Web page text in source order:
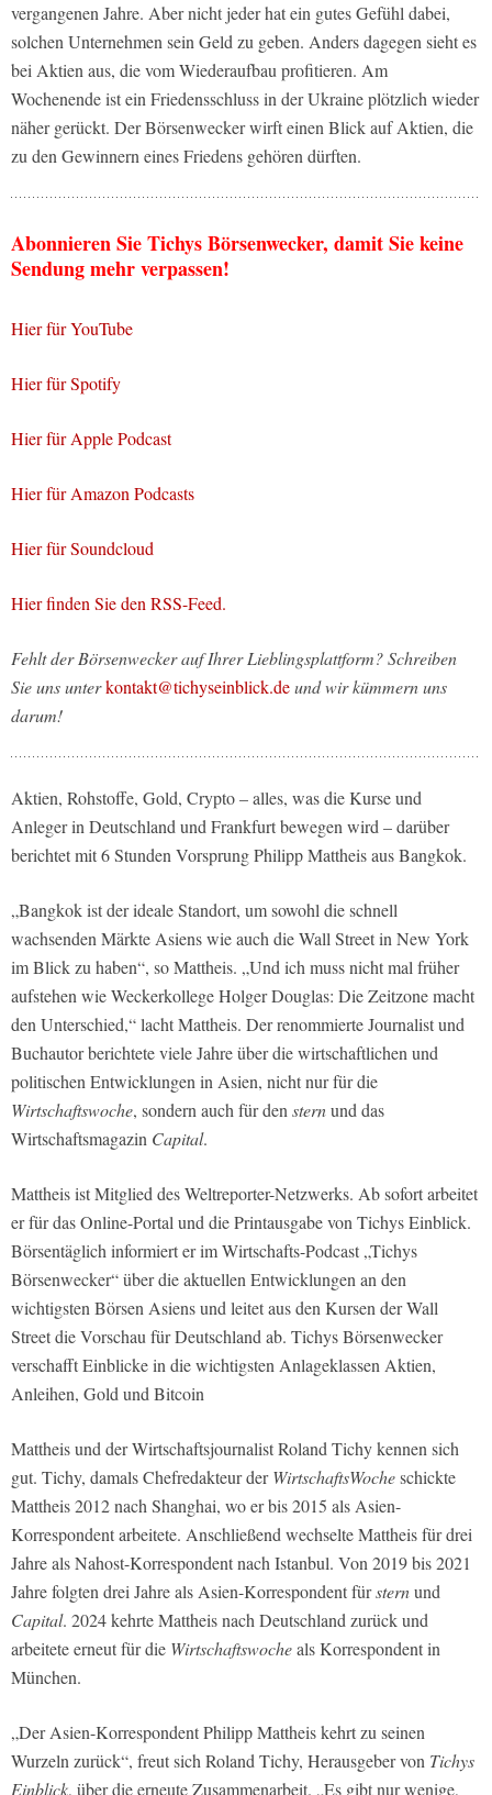
vergangenen Jahre. Aber nicht jeder hat ein gutes Gefühl dabei,
solchen Unternehmen sein Geld zu geben. Anders dagegen sieht es
bei Aktien aus, die vom Wiederaufbau profitieren. Am
Wochenende ist ein Friedensschluss in der Ukraine plötzlich wieder
näher gerückt. Der Börsenwecker wirft einen Blick auf Aktien, die
zu den Gewinnern eines Friedens gehören dürften.
Abonnieren Sie Tichys Börsenwecker, damit Sie keine
Sendung mehr verpassen!
Hier für YouTube
Hier für Spotify
Hier für Apple Podcast
Hier für Amazon Podcasts
Hier für Soundcloud
Hier finden Sie den RSS-Feed.
Fehlt der Börsenwecker auf Ihrer Lieblingsplattform? Schreiben
Sie uns unterkontakt@tichyseinblick.deund wir kümmern uns
darum!
Aktien, Rohstoffe, Gold, Crypto – alles, was die Kurse und
Anleger in Deutschland und Frankfurt bewegen wird – darüber
berichtet mit 6 Stunden Vorsprung Philipp Mattheis aus Bangkok.
„Bangkok ist der ideale Standort, um sowohl die schnell
wachsenden Märkte Asiens wie auch die Wall Street in New York
im Blick zu haben“, so Mattheis. „Und ich muss nicht mal früher
aufstehen wie Weckerkollege Holger Douglas: Die Zeitzone macht
den Unterschied,“ lacht Mattheis. Der renommierte Journalist und
Buchautor berichtete viele Jahre über die wirtschaftlichen und
politischen Entwicklungen in Asien, nicht nur für die
Wirtschaftswoche, sondern auch für den sternund das
Wirtschaftsmagazin Capital.
Mattheis ist Mitglied des Weltreporter-Netzwerks. Ab sofort arbeitet
er für das Online-Portal und die Printausgabe von Tichys Einblick.
Börsentäglich informiert er im Wirtschafts-Podcast „Tichys
Börsenwecker“ über die aktuellen Entwicklungen an den
wichtigsten Börsen Asiens und leitet aus den Kursen der Wall
Street die Vorschau für Deutschland ab. Tichys Börsenwecker
verschafft Einblicke in die wichtigsten Anlageklassen Aktien,
Anleihen, Gold und Bitcoin
Mattheis und der Wirtschaftsjournalist Roland Tichy kennen sich
gut. Tichy, damals Chefredakteur derWirtschaftsWocheschickte
Mattheis 2012 nach Shanghai, wo er bis 2015 als Asien-
Korrespondent arbeitete. Anschließend wechselte Mattheis für drei
Jahre als Nahost-Korrespondent nach Istanbul. Von 2019 bis 2021
Jahre folgten drei Jahre als Asien-Korrespondent fürsternund
Capital. 2024 kehrte Mattheis nach Deutschland zurück und
arbeitete erneut für die Wirtschaftswocheals Korrespondent in
München.
„Der Asien-Korrespondent Philipp Mattheis kehrt zu seinen
Wurzeln zurück“, freut sich Roland Tichy, Herausgeber von Tichys
Einblick, über die erneute Zusammenarbeit. „Es gibt nur wenige,